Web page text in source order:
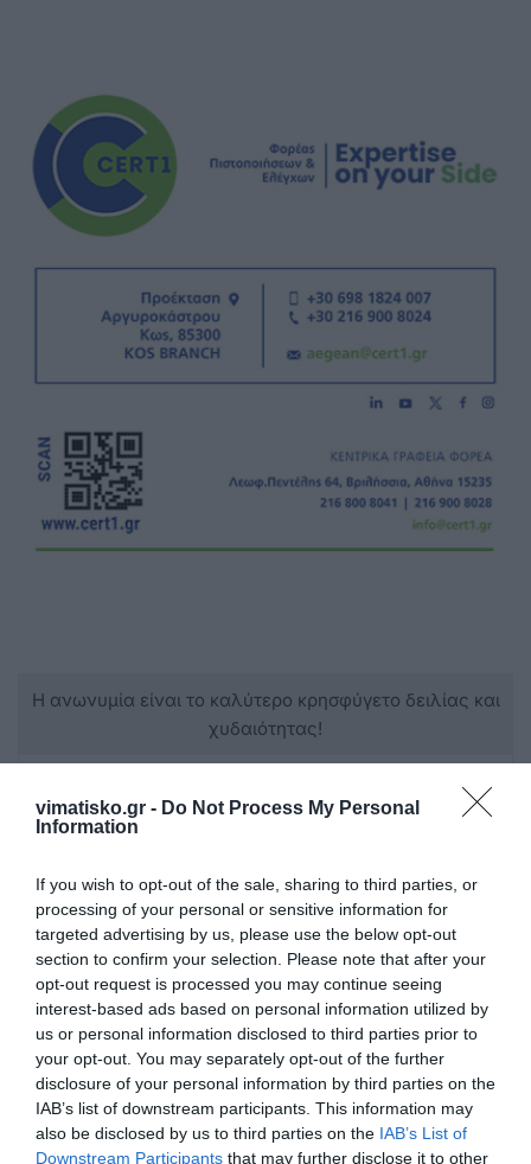
vimatisko.gr - Do Not Process My Personal
Information
If you wish to opt-out of the sale, sharing to third parties, or
processing of your personal or sensitive information for
targeted advertising by us, please use the below opt-out
section to confirm your selection. Please note that after your
opt-out request is processed you may continue seeing
interest-based ads based on personal information utilized by
us or personal information disclosed to third parties prior to
your opt-out. You may separately opt-out of the further
disclosure of your personal information by third parties on the
IAB’s list of downstream participants. This information may
also be disclosed by us to third parties on the IAB’s List of
Downstream Participants that may further disclose it to other
Η ανωνυμία είναι το καλύτερο κρησφύγετο δειλίας και
χυδαιότητας!
Σχόλια 2
Έλληνας
17/11 - 15:54
Γλεντι
Φίλε ανώνυμε, βγες από την σπηλιά σου
και σταμάτα να φοβάσαι σκιές. Στο γλέντι
δεν πάνε οι Έλληνες ή οι Αλβανοί, πάνε
όσοι μπορούν να πληρώσουν. Μάθε
μπαλίτσα τώρα σου λέω